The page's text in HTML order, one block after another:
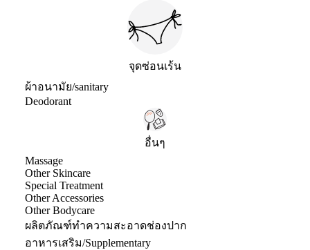
จุดซ่อนเร้น
ผ้าอนามัย/sanitary
Deodorant
อื่นๆ
Massage
Other Skincare
Special Treatment
Other Accessories
Other Bodycare
ผลิตภัณฑ์ทำความสะอาดช่องปาก
อาหารเสริม/Supplementary